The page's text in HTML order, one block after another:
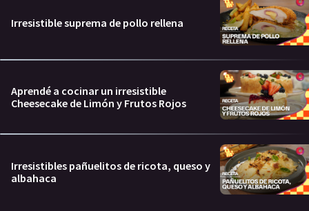
Irresistible suprema de pollo rellena
Aprendé a cocinar un irresistible
Cheesecake de Limón y Frutos Rojos
Irresistibles pañuelitos de ricota, queso y
albahaca